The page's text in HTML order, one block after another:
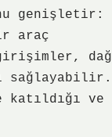
genişletir:
araç
dağ
sağlayabilir.
ve